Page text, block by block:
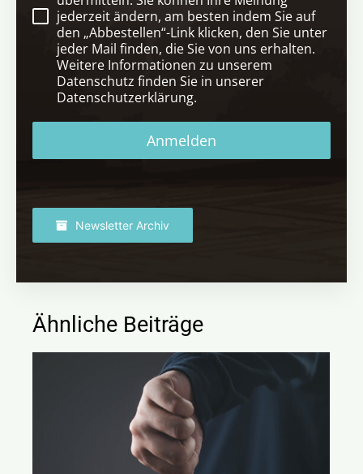
jederzeit ändern, am besten indem Sie auf
den „Abbestellen“-Link klicken, den Sie unter
jeder Mail finden, die Sie von uns erhalten.
Weitere Informationen zu unserem
Datenschutz finden Sie in unserer
Datenschutzerklärung.
Anmelden
Newsletter Archiv
Ähnliche Beiträge